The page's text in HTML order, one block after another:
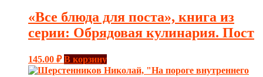
«Все блюда для поста», книга из
серии: Обрядовая кулинария. Пост
145.00 ₽ В корзину